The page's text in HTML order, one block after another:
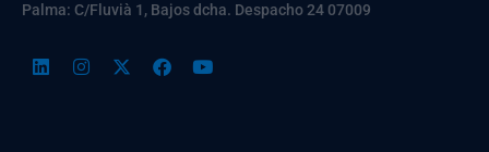
Palma: C/Fluvià 1, Bajos dcha. Despacho 24 07009